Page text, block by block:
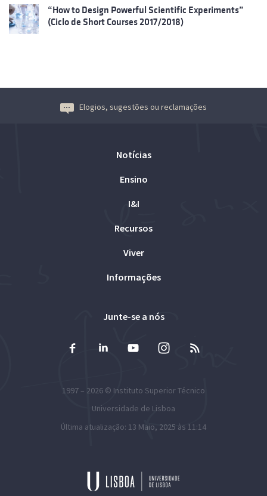
“How to Design Powerful Scientific Experiments”
(Ciclo de Short Courses 2017/2018)
Elogios, sugestões ou reclamações
Notícias
Ensino
I&I
Recursos
Viver
Informações
Junte-se a nós
1997 – 2026 © Instituto Superior Técnico
Universidade de Lisboa
Última atualização: 13 Maio, 2025 às 11:14